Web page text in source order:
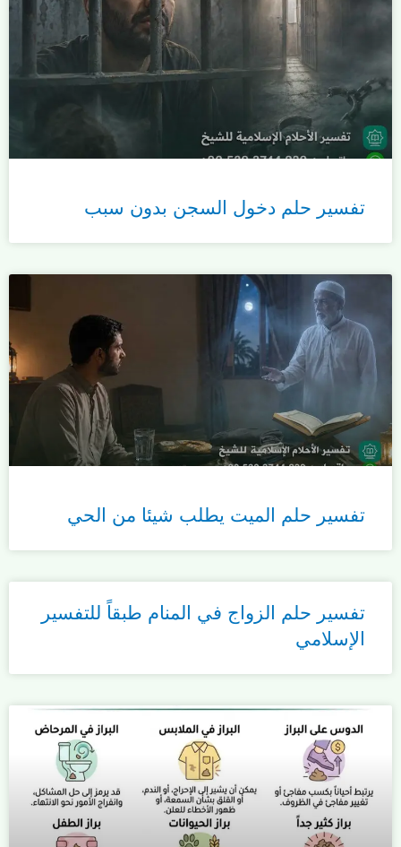
تفسير حلم دخول السجن بدون سبب
تفسير حلم الميت يطلب شيئا من الحي
تفسير حلم الزواج في المنام طبقاً للتفسير
الإسلامي